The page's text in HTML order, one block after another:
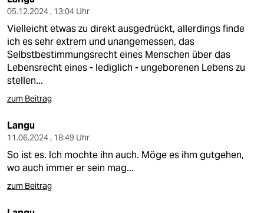
05.12.2024 , 13:04 Uhr
Vielleicht etwas zu direkt ausgedrückt, allerdings finde
ich es sehr extrem und unangemessen, das
Selbstbestimmungsrecht eines Menschen über das
Lebensrecht eines - lediglich - ungeborenen Lebens zu
stellen...
zum Beitrag
Langu
11.06.2024 , 18:49 Uhr
So ist es. Ich mochte ihn auch. Möge es ihm gutgehen,
wo auch immer er sein mag...
zum Beitrag